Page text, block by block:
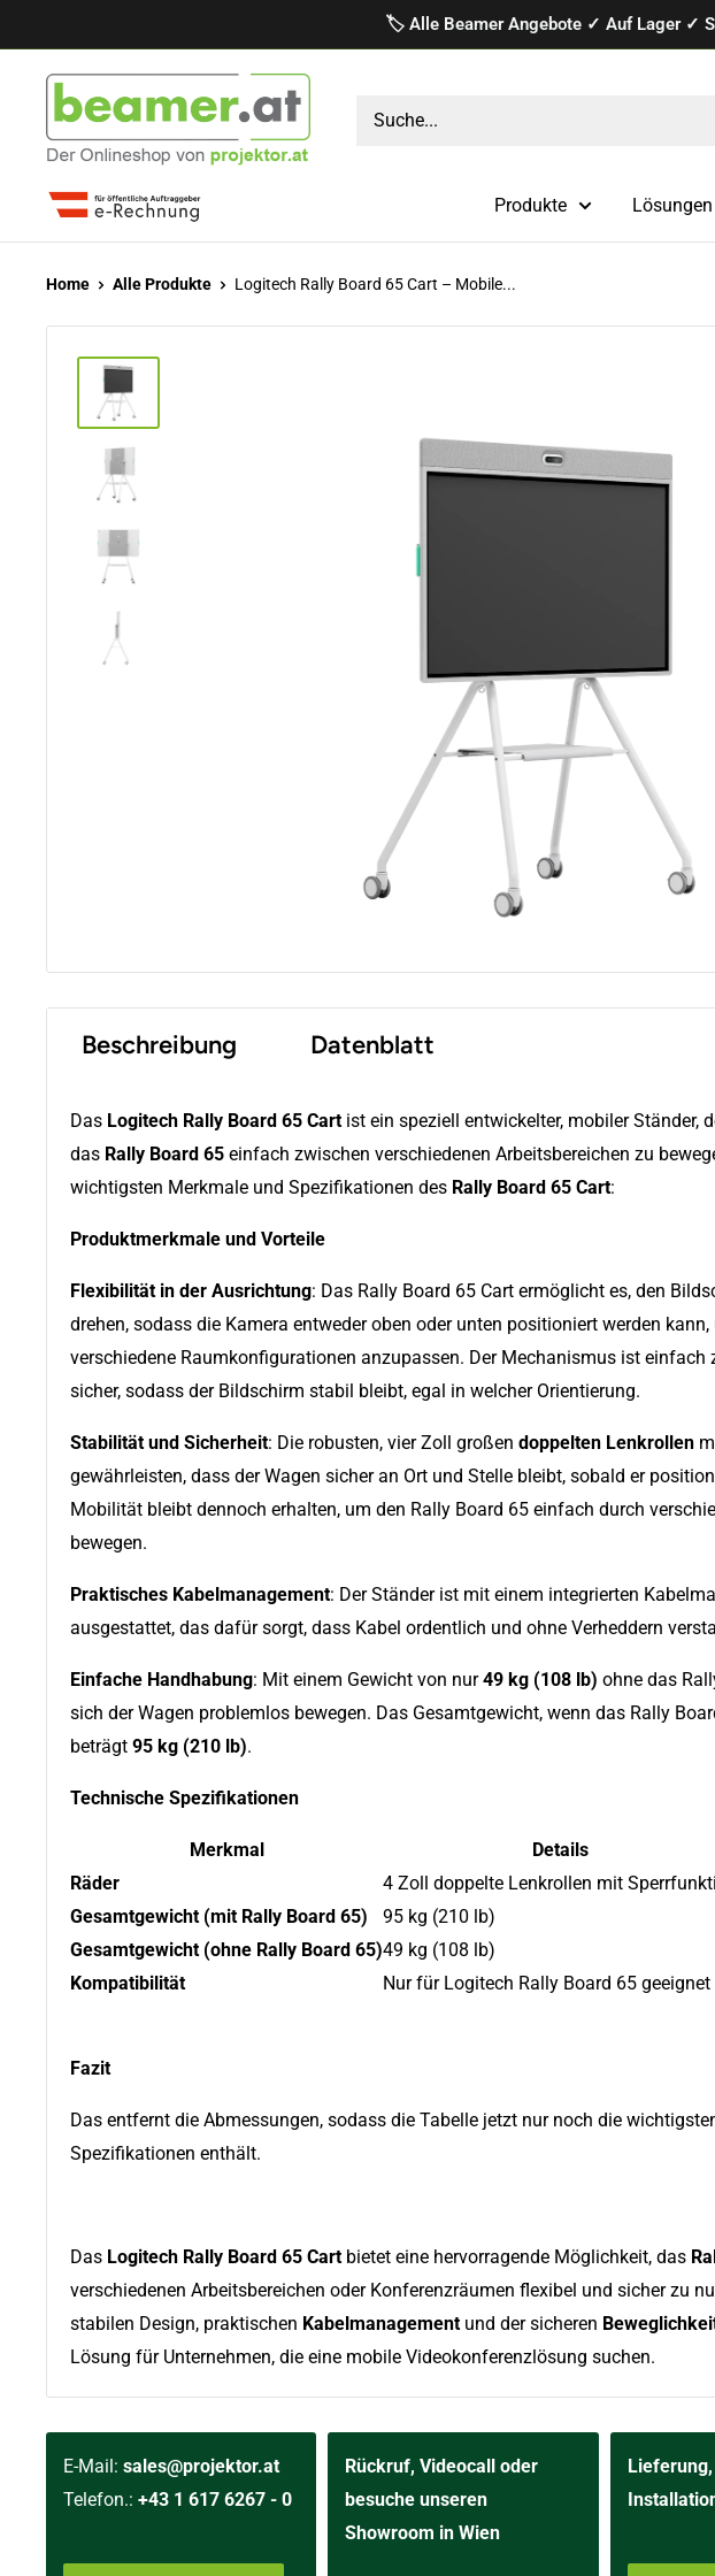
zum
🏷️ Alle Beamer Angebote ✓ Auf Lager ✓
projektor.at
Präsentationstechnik
GmbH
Produkte Lösungen
Home Alle Produkte Logitech Rally Board 65 Cart – Mobile...
Beschreibung Datenblatt
Das Logitech Rally Board 65 Cartist ein speziell entwickelter, mobiler Ständer,
das Rally Board 65 einfach zwischen verschiedenen Arbeitsbereichen zu
wichtigsten Merkmale und Spezifikationen des Rally Board 65 Cart:
Produktmerkmale und Vorteile
Flexibilität in der Ausrichtung: Das Rally Board 65 Cart ermöglicht es, den
drehen, sodass die Kamera entweder oben oder unten positioniert werden
verschiedene Raumkonfigurationen anzupassen. Der Mechanismus ist einfach
sicher, sodass der Bildschirm stabil bleibt, egal in welcher Orientierung.
Stabilität und Sicherheit: Die robusten, vier Zoll großen doppelten Lenkrollen
gewährleisten, dass der Wagen sicher an Ort und Stelle bleibt, sobald er
Mobilität bleibt dennoch erhalten, um den Rally Board 65 einfach durch
bewegen.
Praktisches Kabelmanagement: Der Ständer ist mit einem integrierten
ausgestattet, das dafür sorgt, dass Kabel ordentlich und ohne Verheddern
Einfache Handhabung: Mit einem Gewicht von nur49 kg (108 lb) ohne das
sich der Wagen problemlos bewegen. Das Gesamtgewicht, wenn das Rally
beträgt 95 kg (210 lb).
Technische Spezifikationen
Merkmal
Details
Räder
4 Zoll doppelte Lenkrollen mit
Gesamtgewicht (mit Rally Board 65)
95 kg (210 lb)
Gesamtgewicht (ohne Rally Board 65)49 kg (108 lb)
Kompatibilität
Nur für Logitech Rally Board 65 geeignet
Fazit
Das entfernt die Abmessungen, sodass die Tabelle jetzt nur noch die
Spezifikationen enthält.
Das Logitech Rally Board 65 Cartbietet eine hervorragende Möglichkeit, das
verschiedenen Arbeitsbereichen oder Konferenzräumen flexibel und sicher zu
stabilen Design, praktischen Kabelmanagementund der sicheren
Lösung für Unternehmen, die eine mobile Videokonferenzlösung suchen.
E-Mail: sales@projektor.at
Telefon.: +43 1 617 6267 - 0
Rückruf, Videocall oder
besuche unseren
Showroom in Wien